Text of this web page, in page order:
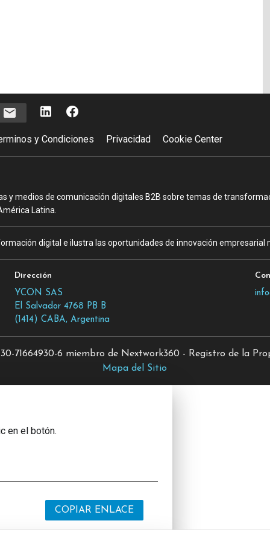
y Condiciones Privacidad Cookie Center
y medios de comunicación digitales B2B sobre temas de
Latina.
digital e ilustra las oportunidades de innovación empresarial
Dirección
YCON SAS
El Salvador 4768 PB B
(1414) CABA, Argentina
71664930-6 miembro de Nextwork360 - Registro de la
Mapa del Sitio
en el botón.
COPIAR ENLACE